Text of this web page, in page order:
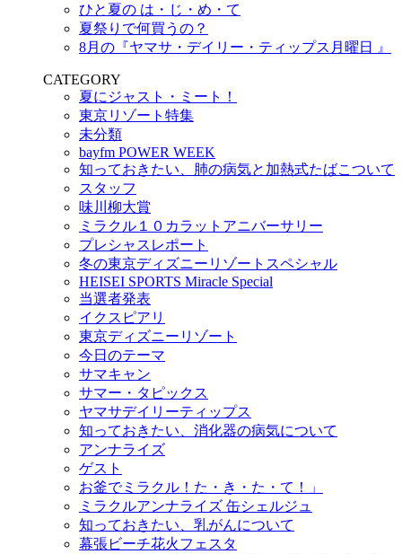
ひと夏の は・じ・め・て
夏祭りで何買うの？
8月の『ヤマサ・デイリー・ティップス月曜日 』
CATEGORY
夏にジャスト・ミート！
東京リゾート特集
未分類
bayfm POWER WEEK
知っておきたい、肺の病気と加熱式たばこついて
スタッフ
味川柳大賞
ミラクル１０カラットアニバーサリー
プレシャスレポート
冬の東京ディズニーリゾートスペシャル
HEISEI SPORTS Miracle Special
当選者発表
イクスピアリ
東京ディズニーリゾート
今日のテーマ
サマキャン
サマー・タピックス
ヤマサデイリーティップス
知っておきたい、消化器の病気について
アンナライズ
ゲスト
お釜でミラクル！た・き・た・て！」
ミラクルアンナライズ 缶シェルジュ
知っておきたい、乳がんについて
幕張ビーチ花火フェスタ